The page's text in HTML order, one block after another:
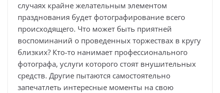
случаях крайне желательным элементом
празднования будет фотографирование всего
происходящего. Что может быть приятней
воспоминаний о проведенных торжествах в кругу
близких? Кто-то нанимает профессионального
фотографа, услуги которого стоят внушительных
средств. Другие пытаются самостоятельно
запечатлеть интересные моменты на свою